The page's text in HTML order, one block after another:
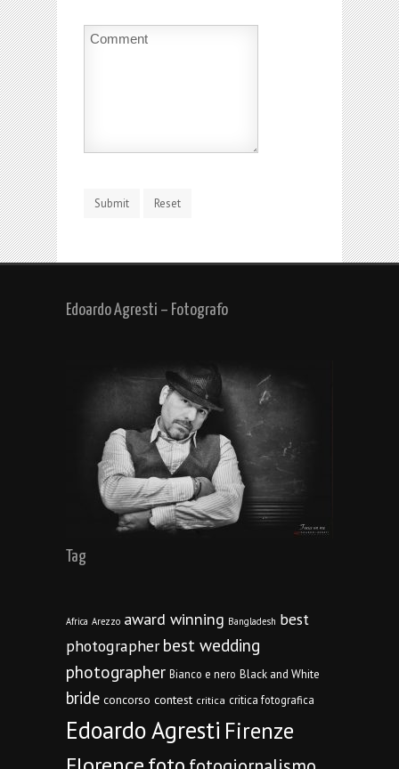
Edoardo Agresti – Fotografo
Tag
Africa Arezzo award winning Bangladesh best
photographer best wedding
photographer Bianco e nero Black and White
bride concorso contest critica critica fotografica
Edoardo Agresti Firenze